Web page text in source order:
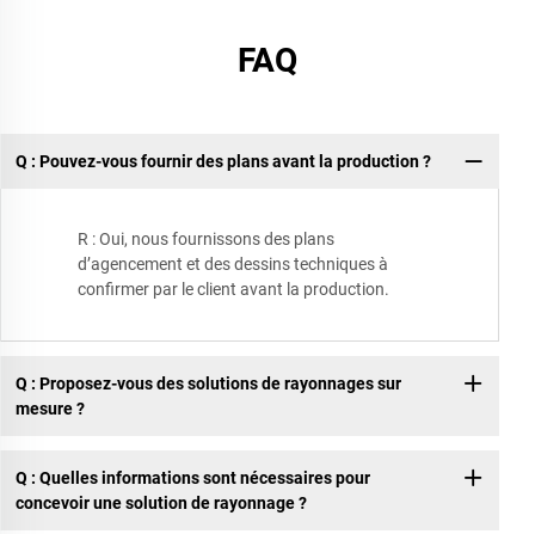
FAQ
Q : Pouvez-vous fournir des plans avant la production ?
R : Oui, nous fournissons des plans
d’agencement et des dessins techniques à
confirmer par le client avant la production.
Q : Proposez-vous des solutions de rayonnages sur
mesure ?
Q : Quelles informations sont nécessaires pour
concevoir une solution de rayonnage ?